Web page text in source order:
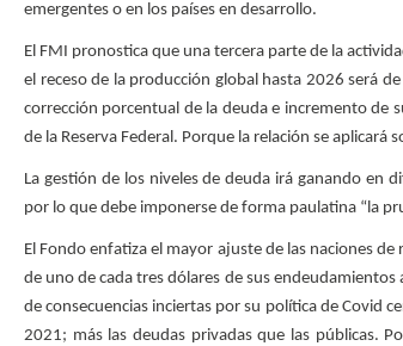
emergentes o en los países en desarrollo.
El FMI pronostica que una tercera parte de la
el receso de la producción global hasta 2026 será
corrección porcentual de la deuda e incremento de
de la Reserva Federal. Porque la relación se
La gestión de los niveles de deuda irá ganando en
por lo que debe imponerse de forma paulatina “la
El Fondo enfatiza el mayor ajuste de las naciones
de uno de cada tres dólares de sus
de consecuencias inciertas por su política de Covid
2021; más las deudas privadas que las públicas.